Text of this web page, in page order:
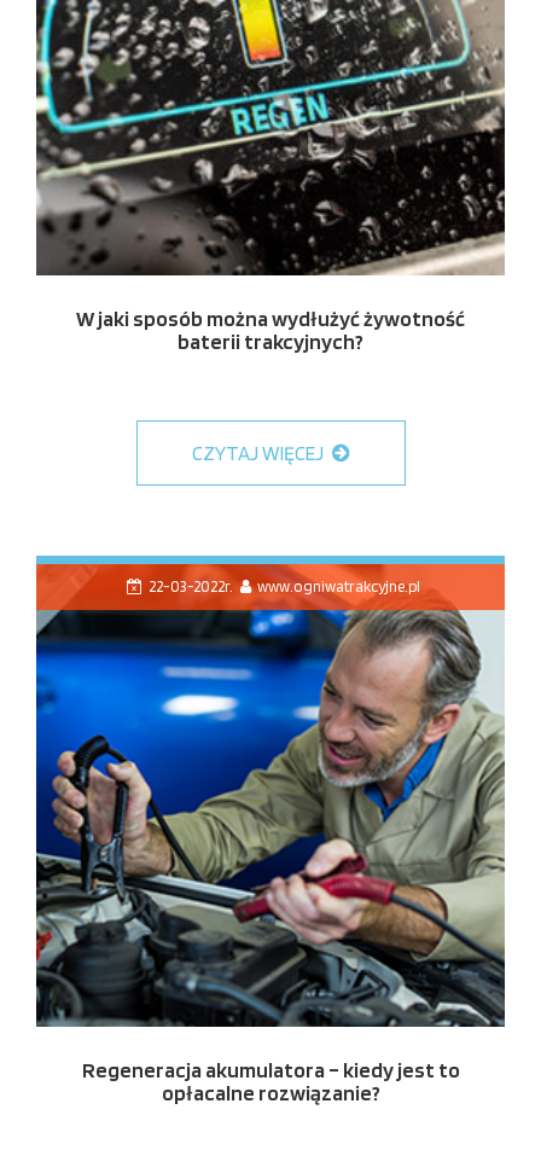
W jaki sposób można wydłużyć żywotność
baterii trakcyjnych?
CZYTAJ WIĘCEJ
22-03-2022r. www.ogniwatrakcyjne.pl
Regeneracja akumulatora – kiedy jest to
opłacalne rozwiązanie?